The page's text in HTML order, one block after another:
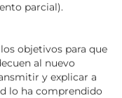
parcial).
objetivos para que
al nuevo
y explicar a
lo ha comprendido